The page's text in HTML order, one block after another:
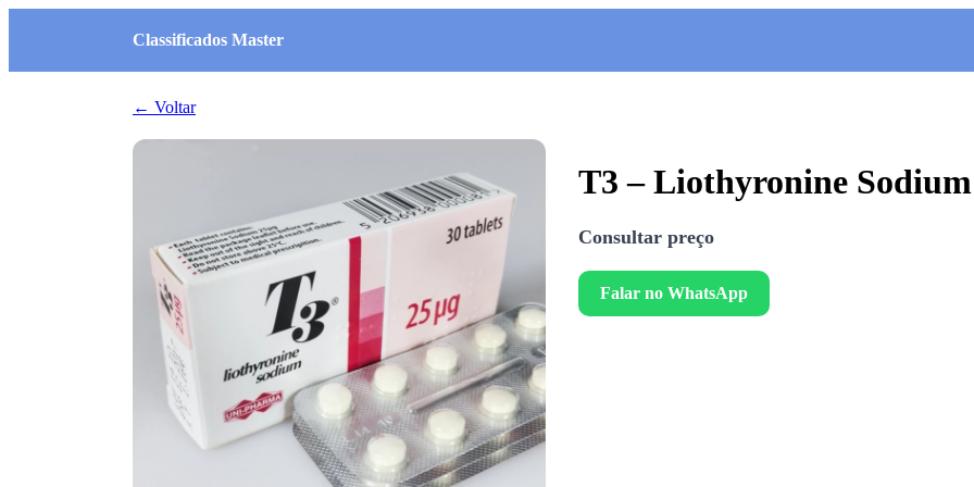
Classificados Master
← Voltar
T3 – Liothyronine Sodium
Consultar preço
Falar no WhatsApp